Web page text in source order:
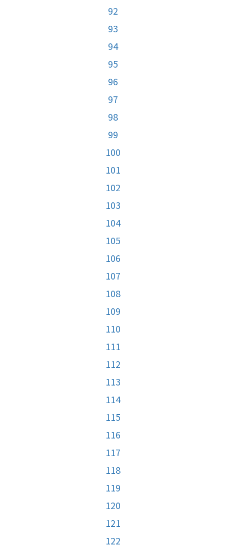
92
93
94
95
96
97
98
99
100
101
102
103
104
105
106
107
108
109
110
111
112
113
114
115
116
117
118
119
120
121
122